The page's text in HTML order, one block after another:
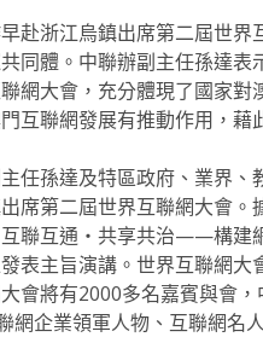
早赴浙江烏鎮出席第二屆世
體。中聯辦副主任孫達表
網大會，充分體現了國家
互聯網發展有推動作用，
任孫達及特區政府、業界
席第二屆世界互聯網大會
聯互通‧共享共治——構建
表主旨演講。世界互聯網
會將有2000多名嘉賓與會
網企業領軍人物、互聯網名